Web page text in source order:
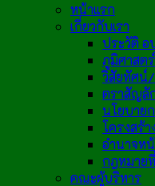
หน้าแรก
เกี่ยวกับเรา
ประวัติ อ
ภูมิศาสตร์
วิสัยทัศน์
ตราสัญ
นโยบาย
โครงสร้
อำนาจห
กฎหมาย
คณะผู้บริหาร